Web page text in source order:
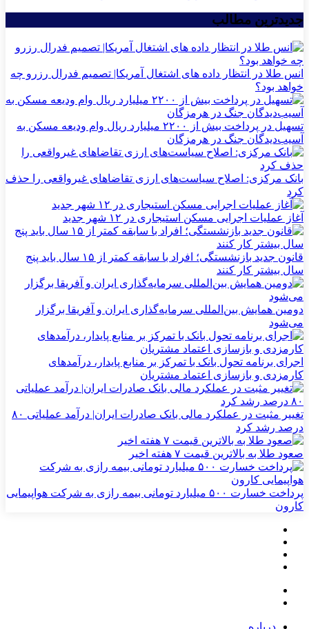
جدیدترین مطالب
انس طلا در انتظار داده های اشتغال آمریکا| تصمیم فدرال رزرو چه
خواهد بود؟
تسهیل در پرداخت بیش از ۲۲۰۰ میلیارد ریال وام ودیعه مسکن به
آسیب‌دیدگان جنگ در هرمزگان
بانک مرکزی: اصلاح سیاست‌های ارزی تقاضاهای غیرواقعی را حذف
کرد
آغاز عملیات اجرایی مسکن استیجاری در ۱۲ شهر جدید
قانون جدید بازنشستگی؛ افراد با سابقه کمتر از ۱۵ سال باید پنج
سال بیشتر کار کنند
دومین همایش بین‌المللی سرمایه‌گذاری ایران و آفریقا برگزار
می‌شود
اجرای برنامه تحول بانک با تمرکز بر منابع پایدار، درآمدهای
کارمزدی و بازسازی اعتماد مشتریان
تغییر مثبت در عملکرد مالی بانک صادرات ایران| درآمد عملیاتی ۸۰
درصد رشد کرد
صعود طلا به بالاترین قیمت ۷ هفته اخیر
پرداخت خسارت ۵۰۰ میلیارد تومانی بیمه رازی به شرکت هواپیمایی
کارون